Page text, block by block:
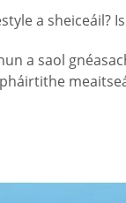
a sheiceáil?
a saol